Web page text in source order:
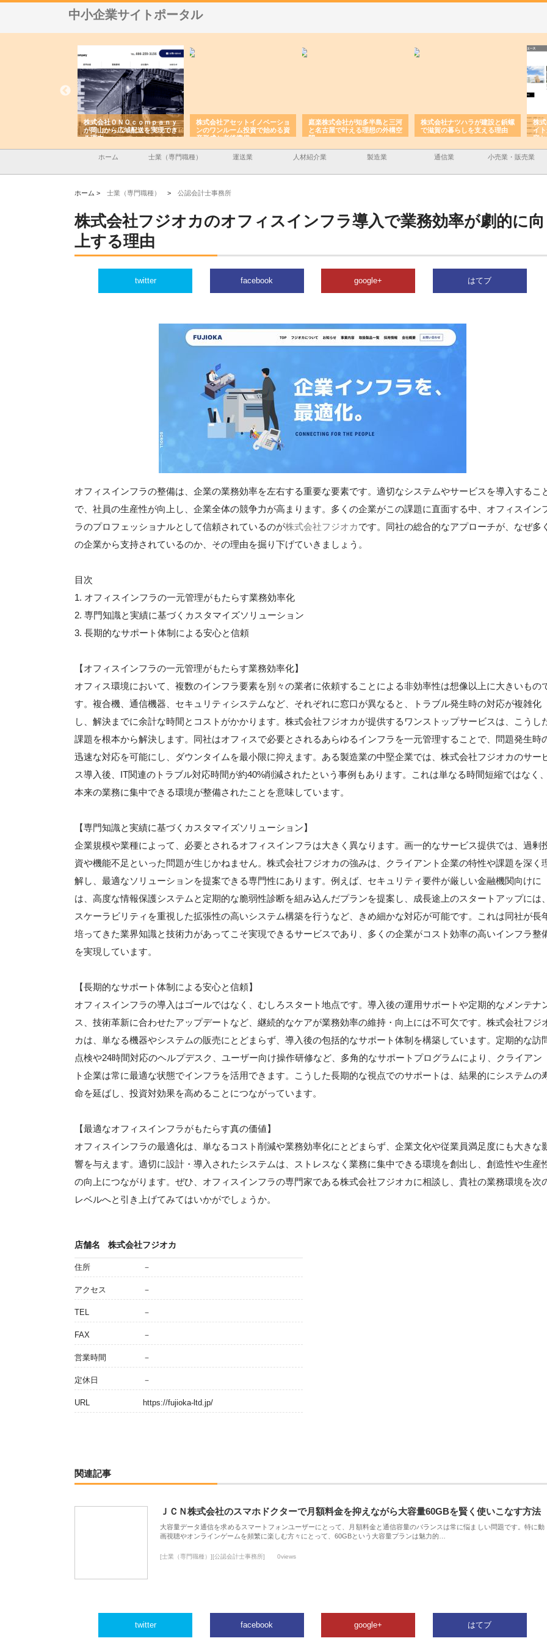
中小企業サイトポータル
株式会社ＯＮＯｃｏｍｐａｎｙ
が岡山から広域配送を実現でき
る理由
株式会社アセットイノベーショ
ンのワンルーム投資で始める資
産形成と老後準備
庭楽株式会社が知多半島と三河
と名古屋で叶える理想の外構空
間
株式会社ナツハラが建設と鋲螺
で滋賀の暮らしを支える理由
株
イ
容
ホーム 士業（専門職種） 運送業 人材紹介業 製造業 通信業 小売業・販売業
ホーム > 士業（専門職種） > 公認会計士事務所
株式会社フジオカのオフィスインフラ導入で業務効率が劇的に向
上する理由
twitter facebook google+ はてブ
オフィスインフラの整備は、企業の業務効率を左右する重要な要素です。適切なシステムやサービスを導入するこ
で、社員の生産性が向上し、企業全体の競争力が高まります。多くの企業がこの課題に直面する中、オフィスイン
ラのプロフェッショナルとして信頼されているのが株式会社フジオカです。同社の総合的なアプローチが、なぜ多く
の企業から支持されているのか、その理由を掘り下げていきましょう。
目次
1. オフィスインフラの一元管理がもたらす業務効率化
2. 専門知識と実績に基づくカスタマイズソリューション
3. 長期的なサポート体制による安心と信頼
【オフィスインフラの一元管理がもたらす業務効率化】
オフィス環境において、複数のインフラ要素を別々の業者に依頼することによる非効率性は想像以上に大きいもの
す。複合機、通信機器、セキュリティシステムなど、それぞれに窓口が異なると、トラブル発生時の対応が複雑化
し、解決までに余計な時間とコストがかかります。株式会社フジオカが提供するワンストップサービスは、こうし
課題を根本から解決します。同社はオフィスで必要とされるあらゆるインフラを一元管理することで、問題発生時
迅速な対応を可能にし、ダウンタイムを最小限に抑えます。ある製造業の中堅企業では、株式会社フジオカのサー
ス導入後、IT関連のトラブル対応時間が約40%削減されたという事例もあります。これは単なる時間短縮ではなく、
本来の業務に集中できる環境が整備されたことを意味しています。
【専門知識と実績に基づくカスタマイズソリューション】
企業規模や業種によって、必要とされるオフィスインフラは大きく異なります。画一的なサービス提供では、過剰
資や機能不足といった問題が生じかねません。株式会社フジオカの強みは、クライアント企業の特性や課題を深く
解し、最適なソリューションを提案できる専門性にあります。例えば、セキュリティ要件が厳しい金融機関向けに
は、高度な情報保護システムと定期的な脆弱性診断を組み込んだプランを提案し、成長途上のスタートアップには、
スケーラビリティを重視した拡張性の高いシステム構築を行うなど、きめ細かな対応が可能です。これは同社が長
培ってきた業界知識と技術力があってこそ実現できるサービスであり、多くの企業がコスト効率の高いインフラ整
を実現しています。
【長期的なサポート体制による安心と信頼】
オフィスインフラの導入はゴールではなく、むしろスタート地点です。導入後の運用サポートや定期的なメンテナ
ス、技術革新に合わせたアップデートなど、継続的なケアが業務効率の維持・向上には不可欠です。株式会社フジ
カは、単なる機器やシステムの販売にとどまらず、導入後の包括的なサポート体制を構築しています。定期的な訪
点検や24時間対応のヘルプデスク、ユーザー向け操作研修など、多角的なサポートプログラムにより、クライアン
ト企業は常に最適な状態でインフラを活用できます。こうした長期的な視点でのサポートは、結果的にシステムの
命を延ばし、投資対効果を高めることにつながっています。
【最適なオフィスインフラがもたらす真の価値】
オフィスインフラの最適化は、単なるコスト削減や業務効率化にとどまらず、企業文化や従業員満足度にも大きな
響を与えます。適切に設計・導入されたシステムは、ストレスなく業務に集中できる環境を創出し、創造性や生産
の向上につながります。ぜひ、オフィスインフラの専門家である株式会社フジオカに相談し、貴社の業務環境を次
レベルへと引き上げてみてはいかがでしょうか。
店舗名 株式会社フジオカ
住所 －
アクセス －
TEL －
FAX －
営業時間 －
定休日 －
URL https://fujioka-ltd.jp/
関連記事
ＪＣＮ株式会社のスマホドクターで月額料金を抑えながら大容量60GBを賢く使いこなす方法
大容量データ通信を求めるスマートフォンユーザーにとって、月額料金と通信容量のバランスは常に悩ましい問題です。特に動
画視聴やオンラインゲームを頻繁に楽しむ方々にとって、60GBという大容量プランは魅力的…
[士業（専門職種）][公認会計士事務所] 0views
twitter facebook google+ はてブ